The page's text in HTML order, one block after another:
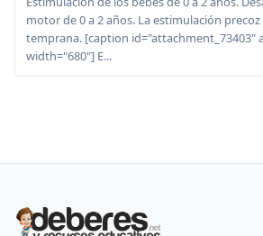
motor de 0 a 2 años. La estimulación
temprana. [caption id="attachment_73403"
width="680"] E...